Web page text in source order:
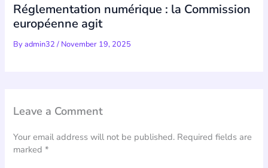
Réglementation numérique : la Commission
européenne agit
Byadmin32/ November 19, 2025
Leave a Comment
Your email address will not be published. Required fields are
marked*